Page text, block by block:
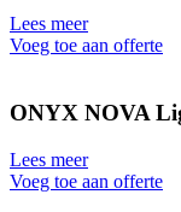
Lees meer
Voeg toe aan offerte
ONYX NOVA
Lees meer
Voeg toe aan offerte